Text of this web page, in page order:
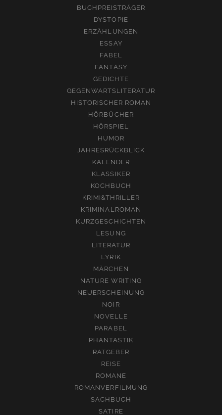
BUCHPREISTRÄGER
DYSTOPIE
ERZÄHLUNGEN
ESSAY
FABEL
FANTASY
GEDICHTE
GEGENWARTSLITERATUR
HISTORISCHER ROMAN
HÖRBÜCHER
HÖRSPIEL
HUMOR
JAHRESRÜCKBLICK
KALENDER
KLASSIKER
KOCHBUCH
KRIMI&THRILLER
KRIMINALROMAN
KURZGESCHICHTEN
LESUNG
LITERATUR
LYRIK
MÄRCHEN
NATURE WRITING
NEUERSCHEINUNG
NOIR
NOVELLE
PARABEL
PHANTASTIK
RATGEBER
REISE
ROMANE
ROMANVERFILMUNG
SACHBUCH
SATIRE